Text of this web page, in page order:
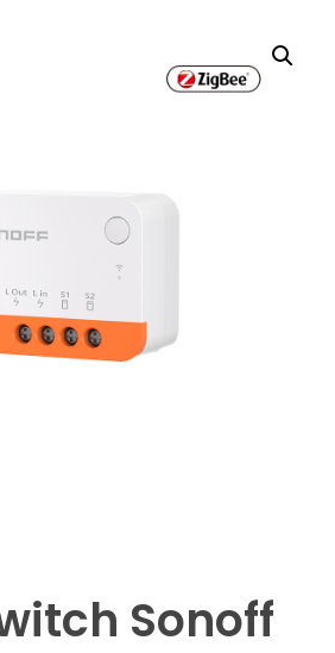
Sonoff